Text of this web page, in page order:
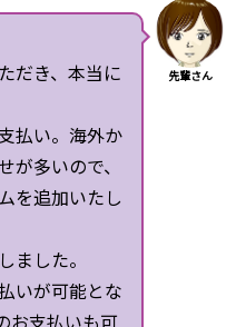
だき、本当に
払い。海外か
が多いので、
を追加いたし
ました。
いが可能とな
お支払いも可
先輩さん